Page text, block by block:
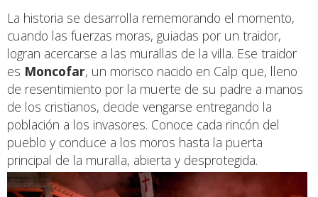
La historia se desarrolla rememorando el momento,
cuando las fuerzas moras, guiadas por un traidor,
logran acercarse a las murallas de la villa. Ese traidor
es Moncofar, un morisco nacido en Calp que, lleno
de resentimiento por la muerte de su padre a manos
de los cristianos, decide vengarse entregando la
población a los invasores. Conoce cada rincón del
pueblo y conduce a los moros hasta la puerta
principal de la muralla, abierta y desprotegida.